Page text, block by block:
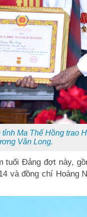
Ma Thế Hồng trao
Văn Long.
tuổi Đảng đợt này,
và đồng chí Hoàng